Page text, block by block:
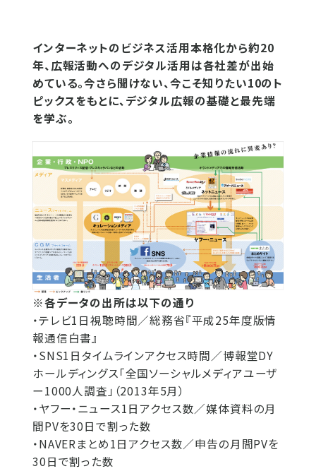
インターネットのビジネス活用本格化から約20
年、広報活動へのデジタル活用は各社差が出始
めている。今さら聞けない、今こそ知りたい10のト
ピックスをもとに、デジタル広報の基礎と最先端
を学ぶ。
※各データの出所は以下の通り
・テレビ1日視聴時間／総務省『平成25年度版情
報通信白書』
・SNS1日タイムラインアクセス時間／博報堂DY
ホールディングス「全国ソーシャルメディアユーザ
ー1000人調査」（2013年5月）
・ヤフー・ニュース1日アクセス数／媒体資料の月
間PVを30日で割った数
・NAVERまとめ1日アクセス数／申告の月間PVを
30日で割った数